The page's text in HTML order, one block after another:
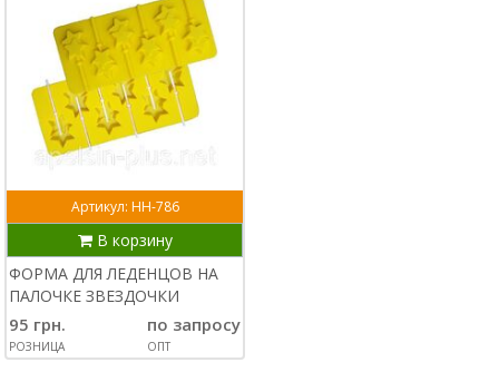
Артикул: НН-786
В корзину
ФОРМА ДЛЯ ЛЕДЕНЦОВ НА
ПАЛОЧКЕ ЗВЕЗДОЧКИ
95 грн.
РОЗНИЦА
по запросу
ОПТ